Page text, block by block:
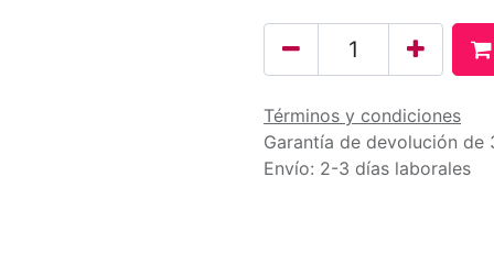
Términos y condiciones
Garantía de devolución de
Envío: 2-3 días laborales